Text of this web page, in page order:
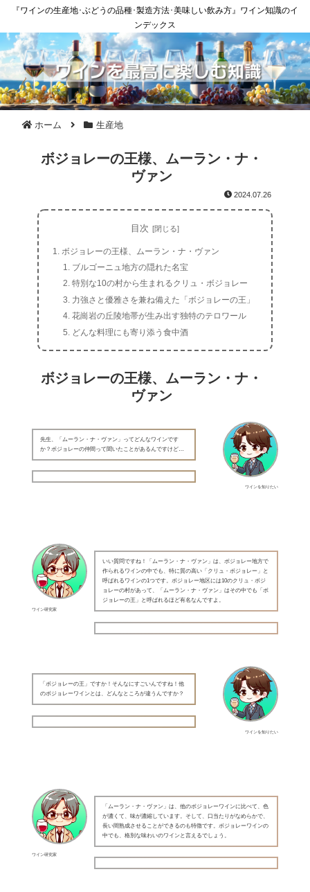
『ワインの生産地･ぶどうの品種･製造方法･美味しい飲み方』ワイン知識のイ
ンデックス
ホーム 生産地
ボジョレーの王様、ムーラン・ナ・
ヴァン
2024.07.26
目次
ボジョレーの王様、ムーラン・ナ・ヴァン
ブルゴーニュ地方の隠れた名宝
特別な10の村から生まれるクリュ・ボジョレー
力強さと優雅さを兼ね備えた「ボジョレーの王」
花崗岩の丘陵地帯が生み出す独特のテロワール
どんな料理にも寄り添う食中酒
ボジョレーの王様、ムーラン・ナ・
ヴァン
ワインを知りたい
先生、「ムーラン・ナ・ヴァン」ってどんなワインです
か？ボジョレーの仲間って聞いたことがあるんですけど…
ワイン研究家
いい質問ですね！「ムーラン・ナ・ヴァン」は、ボジョレー地方で
作られるワインの中でも、特に質の高い「クリュ・ボジョレー」と
呼ばれるワインの1つです。ボジョレー地区には10のクリュ・ボジ
ョレーの村があって、「ムーラン・ナ・ヴァン」はその中でも「ボ
ジョレーの王」と呼ばれるほど有名なんですよ。
ワインを知りたい
「ボジョレーの王」ですか！そんなにすごいんですね！他
のボジョレーワインとは、どんなところが違うんですか？
ワイン研究家
「ムーラン・ナ・ヴァン」は、他のボジョレーワインに比べて、色
が濃くて、味が濃縮しています。そして、口当たりがなめらかで、
長い間熟成させることができるのも特徴です。ボジョレーワインの
中でも、格別な味わいのワインと言えるでしょう。